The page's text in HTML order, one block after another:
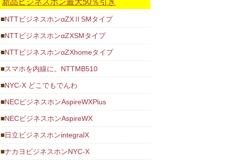
新品ビジネスホン最大50％引き
NTTビジネスホンαZXⅡSMタイプ
NTTビジネスホンαZXSMタイプ
NTTビジネスホンαZXhomeタイプ
スマホを内線に。NTTMB510
NYC-X どこでもでんわ
NECビジネスホンAspireWXPlus
NECビジネスホンAspireWX
日立ビジネスホンintegralX
ナカヨビジネスホンNYC-X